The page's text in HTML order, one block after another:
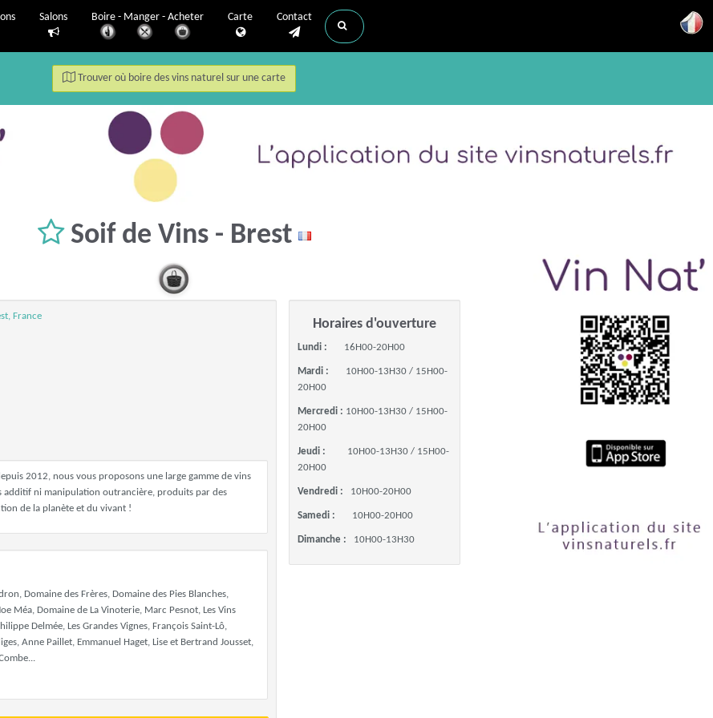
Salons Boire - Manger - Acheter Carte Contact
Trouver où boire des vins naturel sur une carte
Soif de Vins - Brest
France
2012, nous vous proposons une large gamme de vins
additif ni manipulation outrancière, produits par des
de la planète et du vivant !
Domaine des Frères, Domaine des Pies Blanches,
Méa, Domaine de La Vinoterie, Marc Pesnot, Les Vins
Delmée, Les Grandes Vignes, François Saint-Lô,
Anne Paillet, Emmanuel Haget, Lise et Bertrand Jousset,
Horaires d'ouverture
Lundi : 16H00-20H00
Mardi :
10H00-13H30 / 15H00-
20H00
Mercredi : 10H00-13H30 / 15H00-
20H00
Jeudi :
10H00-13H30 / 15H00-
20H00
Vendredi : 10H00-20H00
Samedi : 10H00-20H00
Dimanche : 10H00-13H30